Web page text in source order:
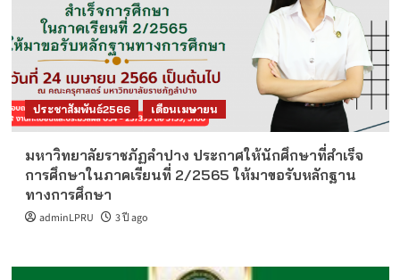
ประชาสัมพันธ์2566 เดือนเมษายน
มหาวิทยาลัยราชภัฏลำปาง ประกาศให้นักศึกษาที่สำเร็จ
การศึกษาในภาคเรียนที่ 2/2565 ให้มาขอรับหลักฐาน
ทางการศึกษา
adminLPRU 3 ปี ago